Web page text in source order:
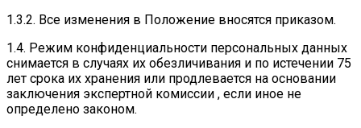
1.3.2. Все изменения в Положение вносятся приказом.
1.4. Режим конфиденциальности персональных данных
снимается в случаях их обезличивания и по истечении 75
лет срока их хранения или продлевается на основании
заключения экспертной комиссии , если иное не
определено законом.